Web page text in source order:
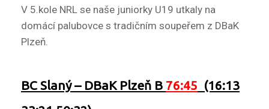
V 5.kole NRL se naše juniorky U19 utkaly na
domácí palubovce s tradičním soupeřem z DBaK
Plzeň.
BC Slaný– DBaK Plzeň B 76:45 (16:13